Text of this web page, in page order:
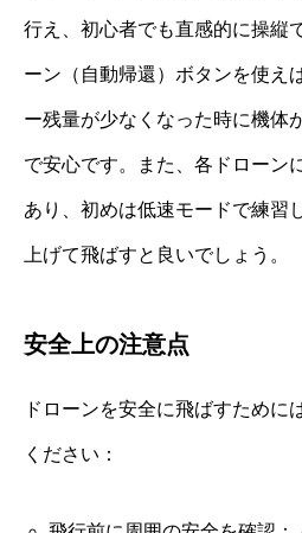
行え、初心者でも直感的に操縦
ーン（自動帰還）ボタンを使え
ー残量が少なくなった時に機体
で安心です。また、各ドローン
あり、初めは低速モードで練習
上げて飛ばすと良いでしょう。
安全上の注意点
ドローンを安全に飛ばすために
ください：